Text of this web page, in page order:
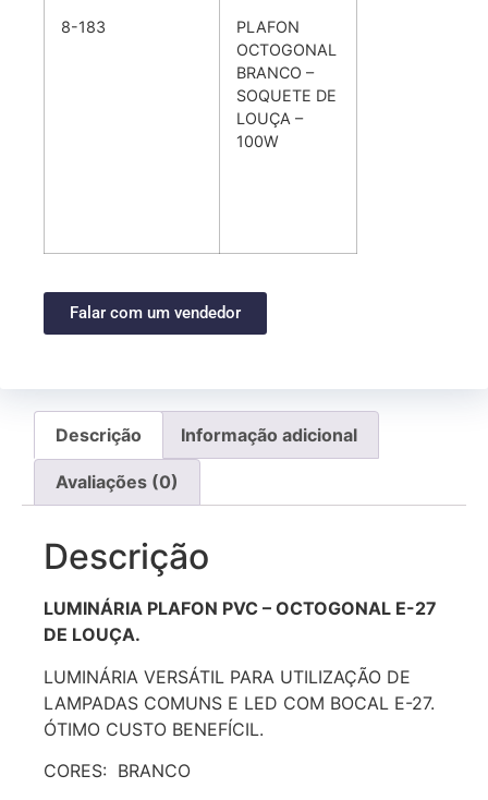
8-183
PLAFON
OCTOGONAL
BRANCO –
SOQUETE DE
LOUÇA –
100W
Falar com um vendedor
Descrição Informação adicional
Avaliações (0)
Descrição
LUMINÁRIA PLAFON PVC – OCTOGONAL E-27
DE LOUÇA.
LUMINÁRIA VERSÁTIL PARA UTILIZAÇÃO DE
LAMPADAS COMUNS E LED COM BOCAL E-27.
ÓTIMO CUSTO BENEFÍCIL.
CORES: BRANCO